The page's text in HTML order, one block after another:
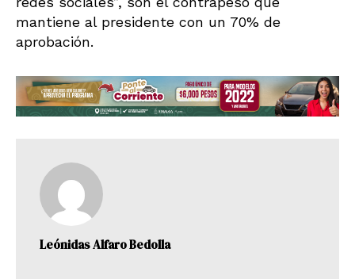
mantiene al presidente con un 70% de
aprobación.
Leónidas Alfaro Bedolla